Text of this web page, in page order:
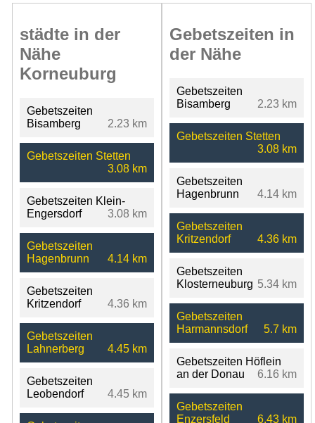
städte in der
Nähe
Korneuburg
Gebetszeiten
Bisamberg
2.23 km
Gebetszeiten Stetten
3.08 km
Gebetszeiten Klein-
Engersdorf
3.08 km
Gebetszeiten
Hagenbrunn
4.14 km
Gebetszeiten
Kritzendorf
4.36 km
Gebetszeiten
Lahnerberg
4.45 km
Gebetszeiten
Leobendorf
4.45 km
Gebetszeiten in
der Nähe
Gebetszeiten
Bisamberg
2.23 km
Gebetszeiten Stetten
3.08 km
Gebetszeiten
Hagenbrunn
4.14 km
Gebetszeiten
Kritzendorf
4.36 km
Gebetszeiten
Klosterneuburg 5.34 km
Gebetszeiten
Harmannsdorf
5.7 km
Gebetszeiten Höflein
an der Donau
6.16 km
Gebetszeiten
Enzersfeld
6.43 km